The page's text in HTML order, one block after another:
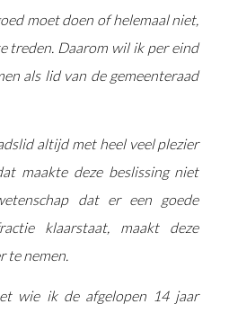
moet doen of helemaal niet,
treden. Daarom wil ik per eind
als lid van de gemeenteraad
altijd met heel veel plezier
maakte deze beslissing niet
dat er een goede
klaarstaat, maakt deze
te nemen.
wie ik de afgelopen 14 jaar